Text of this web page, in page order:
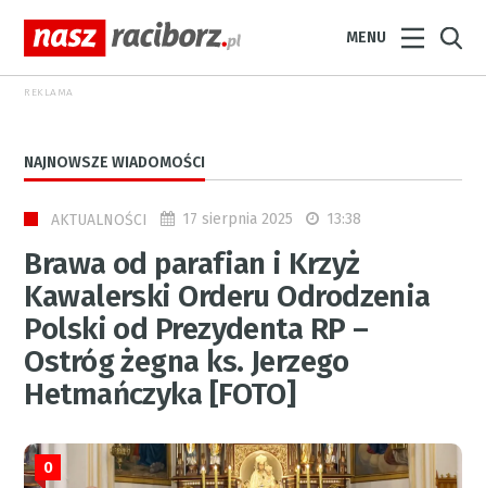
MENU
REKLAMA
NAJNOWSZE WIADOMOŚCI
AKTUALNOŚCI 17 sierpnia 2025 13:38
Brawa od parafian i Krzyż
Kawalerski Orderu Odrodzenia
Polski od Prezydenta RP –
Ostróg żegna ks. Jerzego
Hetmańczyka [FOTO]
0